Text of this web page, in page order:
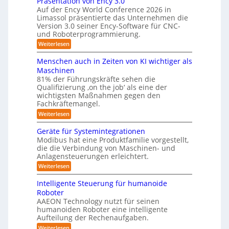
r
a
s
y
s
t
e
m
ü
r
R
o
b
o
t
i
k
u
d
L
o
r
R
e
i
n
r
ä
u
m
e
b
i
I
S
O
-
K
l
s
s
e
r
g
l
e
i
c
h
v
o
n
m
i
l
i
t
ä
r
i
s
c
h
e
r
B
o
d
n
r
o
b
e
i
-
S
t
a
t
i
o
n
e
n
-
S
c
h
w
i
ß
c
o
b
o
t
Auf der Ency World Conference 2026 in
Limassol präsentierte das Unternehmen die
Version 3.0 seiner Ency-Software für CNC-
und Roboterprogrammierung.
Weiterlesen:
P
ä
s
e
n
t
a
t
i
o
n
v
o
n
E
n
c
y
3
0
Menschen auch in Zeiten von KI wichtiger als
Maschinen
81% der Führungskräfte sehen die
Qualifizierung ‚on the job‘ als eine der
wichtigsten Maßnahmen gegen den
Fachkräftemangel.
Weiterlesen:
M
n
s
c
h
e
n
a
u
h
i
n
Z
Geräte für Systemintegrationen
Modibus hat eine Produktfamilie vorgestellt,
die die Verbindung von Maschinen- und
Anlagensteuerungen erleichtert.
Weiterlesen:
G
e
r
t
e
f
ü
Intelligente Steuerung für humanoide
Roboter
AAEON Technology nutzt für seinen
humanoiden Roboter eine intelligente
Aufteilung der Rechenaufgaben.
: